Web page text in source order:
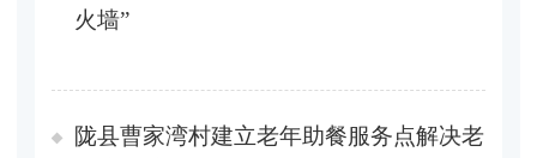
火墙”
陇县曹家湾村建立老年助餐服务点解决老